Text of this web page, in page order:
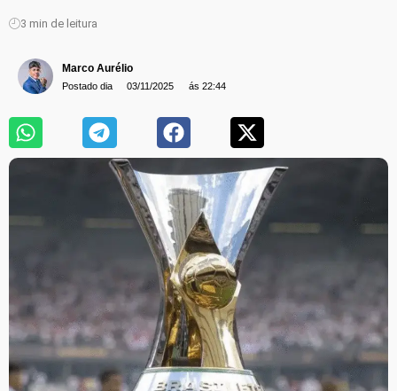
3 min de leitura
Marco Aurélio
Postado dia 03/11/2025 ás 22:44